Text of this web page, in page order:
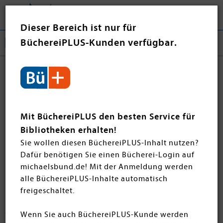
Dieser Bereich ist nur für
BüchereiPLUS-Kunden verfügbar.
Mit BüchereiPLUS den besten Service für
Bibliotheken erhalten!
Sie wollen diesen BüchereiPLUS-Inhalt nutzen?
Dafür benötigen Sie einen Bücherei-Login auf
michaelsbund.de! Mit der Anmeldung werden
alle BüchereiPLUS-Inhalte automatisch
freigeschaltet.
Wenn Sie auch BüchereiPLUS-Kunde werden
Bridgerton - Die Reihe
Society im London des 19. Jahrhunderts stellen. Heute
erhält der Bridgerton-Fan zahlreiche Fortsetzungs-
Bände. Eine Verfilmung des Streaming-Anbieters Netflix
begeistert seit 2020 die ganzen Welt.
Filtern
9 Artikel